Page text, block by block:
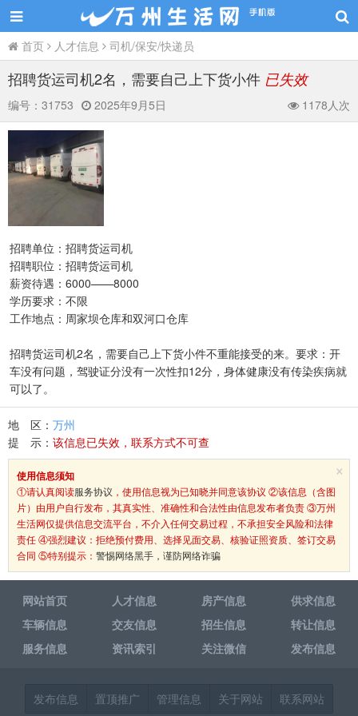
首页 人才信息 司机/保安/快递员
招聘货运司机2名，需要自己上下货小件 已失效
编号： 31753 2025年9月5日 1178人次
招聘单位：招聘货运司机
招聘职位：招聘货运司机
薪资待遇：6000——8000
学历要求：不限
工作地点：周家坝仓库和双河口仓库
招聘货运司机2名，需要自己上下货小件不重能接受的来。要求：开
车没有问题，驾驶证分没有一次性扣12分，身体健康没有传染疾病就
可以了。
地 区： 万州
提 示： 该信息已失效，联系方式不可查
×
使用信息须知
①请认真阅读服务协议 ，使用信息视为已知晓并同意该协议 ②该信息（含图
片）由用户自行发布，其真实性、准确性和合法性由信息发布者负责 ③万州
生活网仅提供信息交流平台，不介入任何交易过程，不承担安全风险和法律
责任 ④强烈建议：拒绝预付费用、选择见面交易、核验证照资质、签订交易
合同 ⑤特别提示： 警惕网络黑手，谨防网络诈骗
网站首页 人才信息 房产信息
供求信息
车辆信息
交友信息 招生信息
转让信息
服务信息
资讯索引 关注微信 发布信息
发布信息 置顶推广 管理信息 关于网站 联系网站